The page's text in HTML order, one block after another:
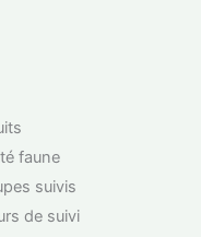
faune
suivis
de suivi